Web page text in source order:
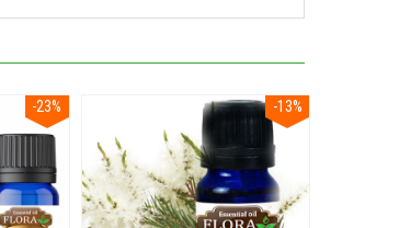
-23% -13%